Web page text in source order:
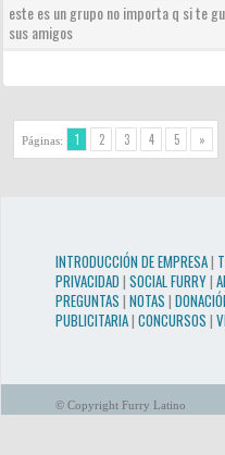
este es un grupo no importa q si te
sus amigos
Páginas: 1 2 3 4 5 »
INTRODUCCIÓN DE EMPRESA|
PRIVACIDAD | SOCIAL FURRY|
PREGUNTAS | NOTAS |
PUBLICITARIA| CONCURSOS |
© Copyright Furry Latino